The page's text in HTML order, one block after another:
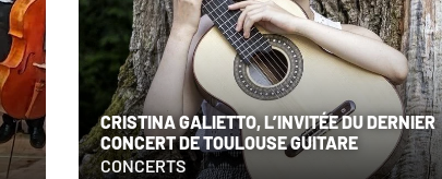
CRISTINA GALIETTO, L’INVITÉE DU DERNIER
CONCERT DE TOULOUSE GUITARE
CONCERTS